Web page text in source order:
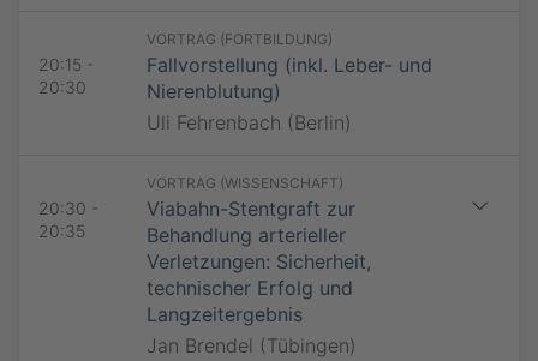
Nachname *
Bitte beachten Sie die Datenschutzhinweise
Jetzt teilnehmen
Bitte beachten Sie die Datenschutzhinweise
20:15 -
20:30
VORTRAG (FORTBILDUNG)
Fallvorstellung (inkl. Leber- und
Nierenblutung)
Uli Fehrenbach (Berlin)
20:30 -
20:35
VORTRAG (WISSENSCHAFT)
Viabahn-Stentgraft zur
Behandlung arterieller
Verletzungen: Sicherheit,
technischer Erfolg und
Langzeitergebnis
Jan Brendel (Tübingen)
Nachname *
Datenschutzhinweise
Datenschutzhinweise